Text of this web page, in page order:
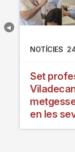
NOTÍCIES
Set
en les